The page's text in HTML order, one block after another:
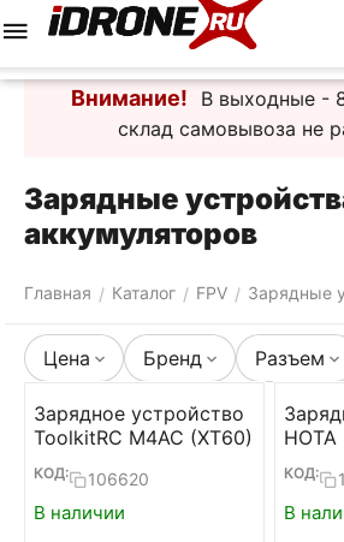
Внимание!
В выходные -
склад самовывоза не
Зарядные
аккумуляторов
Главная / Каталог / FPV / Зарядные
Цена Бренд Разъем
Зарядное устройство
ToolkitRC M4AC (XT60)
КОД: 106620
В наличии
КОД:
В
Корзина